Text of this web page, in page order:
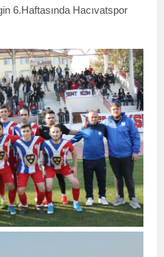
6.Haftasında Hacıvatspor